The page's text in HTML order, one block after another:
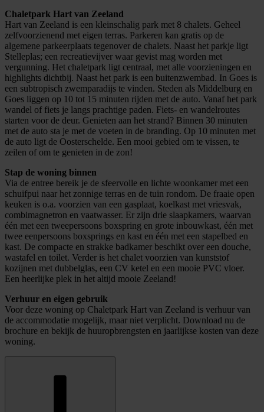
Chaletpark Hart van Zeeland
Hart van Zeeland is een kleinschalig park met 8 chalets. Geheel
zelfvoorzienend met eigen terras. Parkeren kan gratis op de
algemene parkeerplaats tegenover de chalets. Naast het parkje ligt
Stelleplas; een recreatievijver waar gevist mag worden met
vergunning. Het chaletpark ligt centraal, met alle voorzieningen en
highlights dichtbij. Naast het park is een buitenzwembad. In Goes is
een subtropisch zwemparadijs te vinden. Steden als Middelburg en
Goes liggen op 10 tot 15 minuten rijden met de auto. Vanaf het park
wandel of fiets je langs prachtige paden. Fiets- en wandelroutes
starten voor de deur. Genieten aan het strand? Binnen 30 minuten
met de auto sta je met de voeten in de branding. Op 10 minuten met
de auto ligt de Oosterschelde. Een mooi gebied om te vissen, te
zeilen of om te genieten in de zon!
Stap de woning binnen
Via de entree bereik je de sfeervolle en lichte woonkamer met een
schuifpui naar het zonnige terras en de tuin rondom. De fraaie open
keuken is o.a. voorzien van een gasplaat, koelkast met vriesvak,
combimagnetron en vaatwasser. Er zijn drie slaapkamers, waarvan
één met een tweepersoons boxspring en grote inbouwkast, één met
twee eenpersoons boxsprings en kast en één met een stapelbed en
kast. De compacte en strakke badkamer beschikt over een douche,
wastafel en toilet. Verder is het chalet voorzien van kunststof
kozijnen met dubbelglas, een CV ketel en een mooie PVC vloer.
Een heerlijke plek in het altijd mooie Zeeland!
Verhuur en eigen gebruik
Voor deze woning op Chaletpark Hart van Zeeland is verhuur van
de accommodatie mogelijk, maar niet verplicht. Download nu de
brochure en bekijk de huuropbrengsten en jaarlijkse kosten van deze
woning.